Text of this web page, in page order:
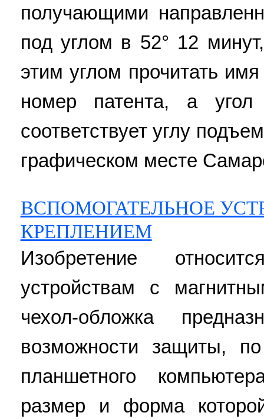
получающими
под углом в 52° 12
этим углом прочитать
номер патента, а угол
соответствует углу
графическом месте
ВСПОМОГАТЕЛЬНОЕ
КРЕПЛЕНИЕМ
Изобретение
устройствам с
чехол-обложка
возможности защиты,
планшетного
размер и форма